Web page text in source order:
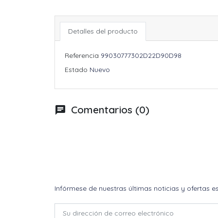
Detalles del producto
Referencia 99030777302D22D90D98
Estado Nuevo
chat Comentarios (0)
Infórmese de nuestras últimas noticias y ofertas